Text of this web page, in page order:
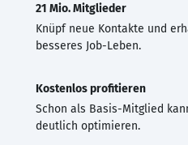
21 Mio. Mitglieder
Knüpf neue Kontakte und
besseres Job-Leben.
Kostenlos profitieren
Schon als Basis-Mitglied
deutlich optimieren.